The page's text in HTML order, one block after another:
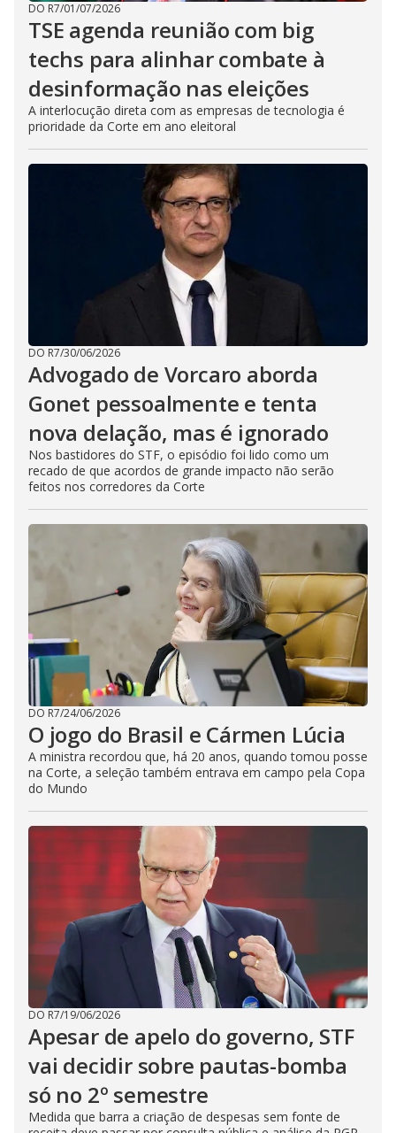
DO R7/01/07/2026
TSE agenda reunião com big
techs para alinhar combate à
desinformação nas eleições
A interlocução direta com as empresas de tecnologia é
prioridade da Corte em ano eleitoral
DO R7/30/06/2026
Advogado de Vorcaro aborda
Gonet pessoalmente e tenta
nova delação, mas é ignorado
Nos bastidores do STF, o episódio foi lido como um
recado de que acordos de grande impacto não serão
feitos nos corredores da Corte
DO R7/24/06/2026
O jogo do Brasil e Cármen Lúcia
A ministra recordou que, há 20 anos, quando tomou posse
na Corte, a seleção também entrava em campo pela Copa
do Mundo
DO R7/19/06/2026
Apesar de apelo do governo, STF
vai decidir sobre pautas-bomba
só no 2º semestre
Medida que barra a criação de despesas sem fonte de